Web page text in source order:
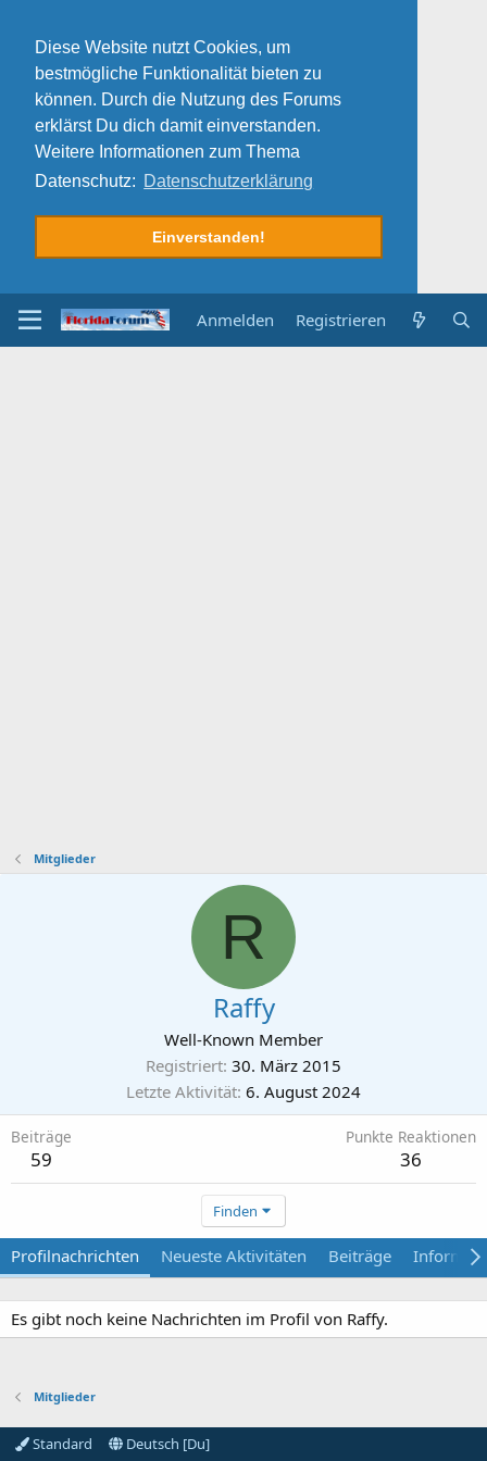
Diese Website nutzt Cookies, um
bestmögliche Funktionalität bieten zu
können. Durch die Nutzung des Forums
erklärst Du dich damit einverstanden.
Weitere Informationen zum Thema
Datenschutz: Datenschutzerklärung
Einverstanden!
Anmelden Registrieren
Mitglieder
R
Raffy
Well-Known Member
Registriert 30. März 2015
Letzte Aktivität 6. August 2024
Beiträge
59
Punkte Reaktionen
36
Finden
Profilnachrichten Neueste Aktivitäten Beiträge
Es gibt noch keine Nachrichten im Profil von Raffy.
Mitglieder
Standard Deutsch [Du]